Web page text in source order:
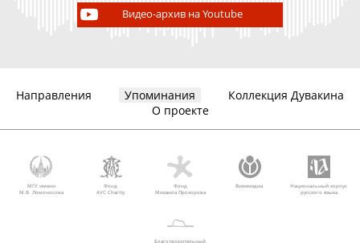
Видео-архив на Youtube
Направления Упоминания
Коллекция Дувакина
О проекте
МГУ имени
М.В. Ломоносова
Фонд
AVC Charity
Фонд
Михаила Прохорова
Викимедиа
Национальный корпус
русского языка
Благотворительный